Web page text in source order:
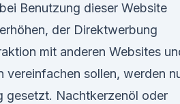
bei Benutzung dieser Website
erhöhen, der Direktwerbung
mit anderen Websites
vereinfachen sollen, werden
gesetzt. Nachtkerzenöl oder